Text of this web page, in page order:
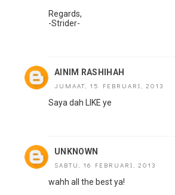
Regards,
-Strider-
AINIM RASHIHAH
JUMAAT, 15 FEBRUARI, 2013
Saya dah LIKE ye
UNKNOWN
SABTU, 16 FEBRUARI, 2013
wahh all the best ya!